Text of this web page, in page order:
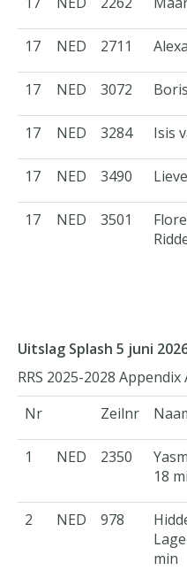
17 NED 2711
17 NED 3072
17 NED 3284 Isis
17 NED 3490
17 NED 3501
Uitslag Splash 5 juni
RRS 2025-2028
Nr
Zeilnr
1 NED 2350
18
2 NED 978
min